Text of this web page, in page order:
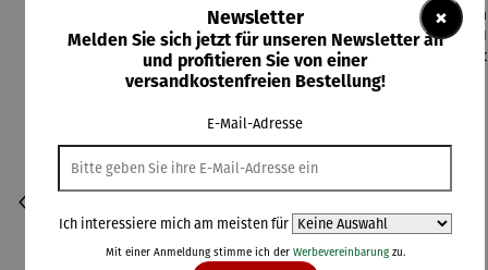
Derzeit vergriffen
×
Newsletter
Melden Sie sich jetzt für unseren Newsletter an
und profitieren Sie von einer
versandkostenfreien Bestellung!
E-Mail-Adresse
Ich interessiere mich am meisten für
Mit einer Anmeldung stimme ich der Werbevereinbarungzu.